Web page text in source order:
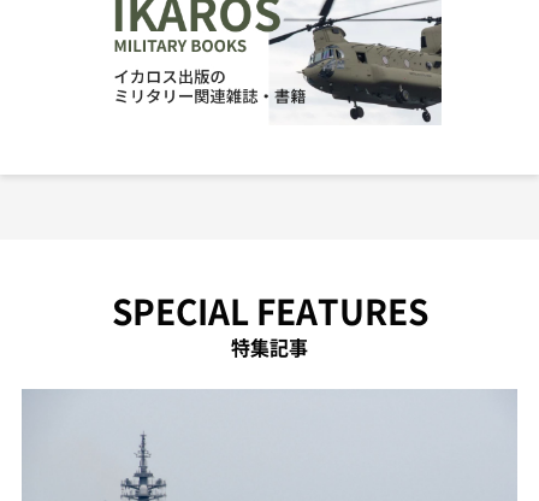
SPECIAL FEATURES
特集記事